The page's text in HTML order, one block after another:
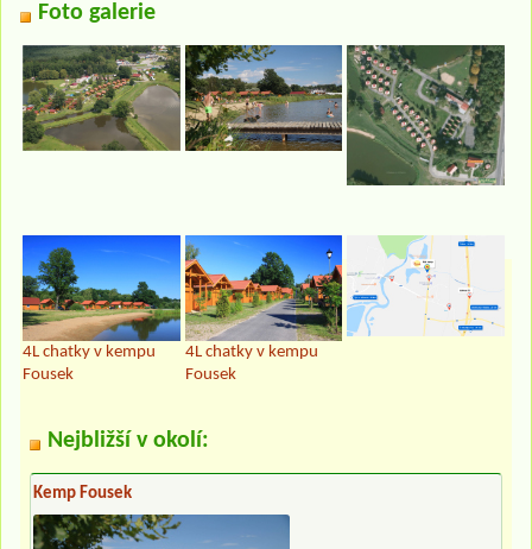
Foto galerie
4L chatky v kempu
Fousek
4L chatky v kempu
Fousek
Nejbližší v okolí:
Kemp Fousek